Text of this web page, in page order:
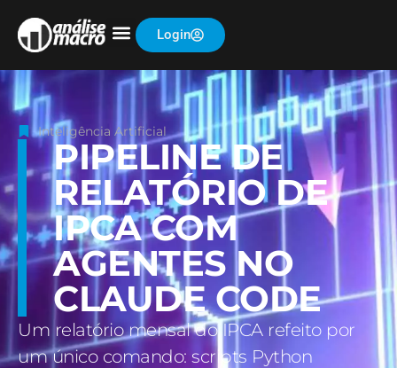
Login
Inteligência Artificial
PIPELINE DE
RELATÓRIO DE
IPCA COM
AGENTES NO
CLAUDE CODE
Um relatório mensal do IPCA refeito por
um único comando: scripts Python